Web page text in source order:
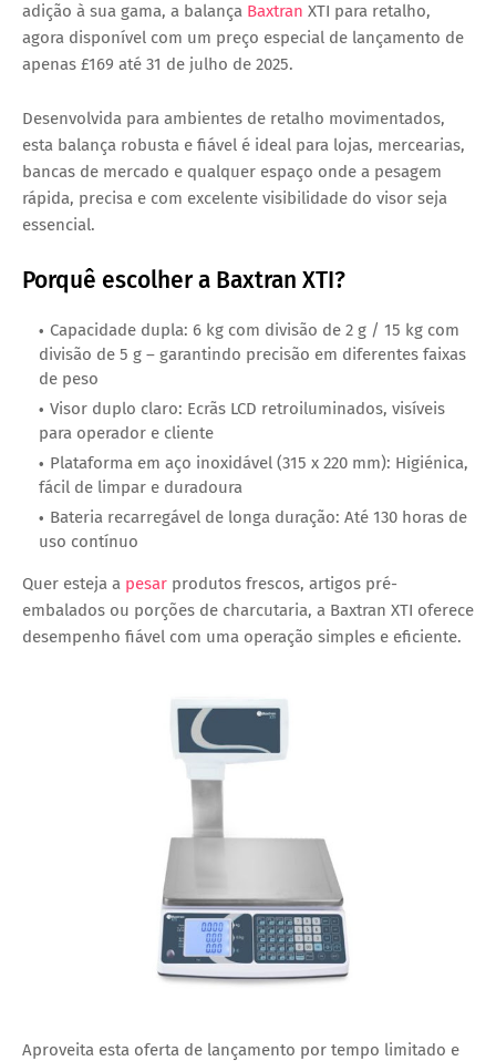
adição à sua gama, a balança Baxtran XTI para retalho,
agora disponível com um preço especial de lançamento de
apenas £169 até 31 de julho de 2025.
Desenvolvida para ambientes de retalho movimentados,
esta balança robusta e fiável é ideal para lojas, mercearias,
bancas de mercado e qualquer espaço onde a pesagem
rápida, precisa e com excelente visibilidade do visor seja
essencial.
Porquê escolher a Baxtran XTI?
Capacidade dupla: 6 kg com divisão de 2 g / 15 kg com
divisão de 5 g – garantindo precisão em diferentes faixas
de peso
Visor duplo claro: Ecrãs LCD retroiluminados, visíveis
para operador e cliente
Plataforma em aço inoxidável (315 x 220 mm): Higiénica,
fácil de limpar e duradoura
Bateria recarregável de longa duração: Até 130 horas de
uso contínuo
Quer esteja a pesar produtos frescos, artigos pré-
embalados ou porções de charcutaria, a Baxtran XTI oferece
desempenho fiável com uma operação simples e eficiente.
Aproveita esta oferta de lançamento por tempo limitado e